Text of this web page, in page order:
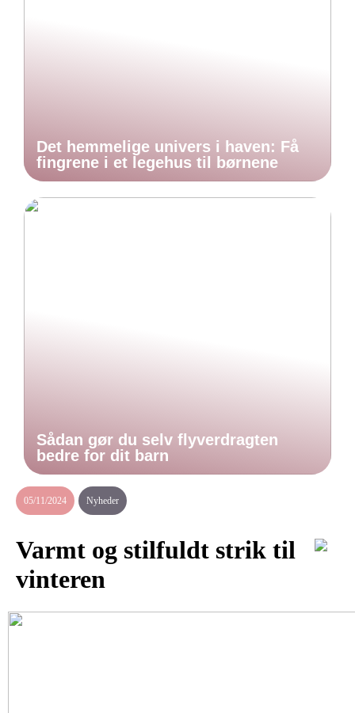
Det hemmelige univers i haven: Få
fingrene i et legehus til børnene
Sådan gør du selv flyverdragten
bedre for dit barn
05/11/2024 Nyheder
Varmt og stilfuldt strik til
vinteren